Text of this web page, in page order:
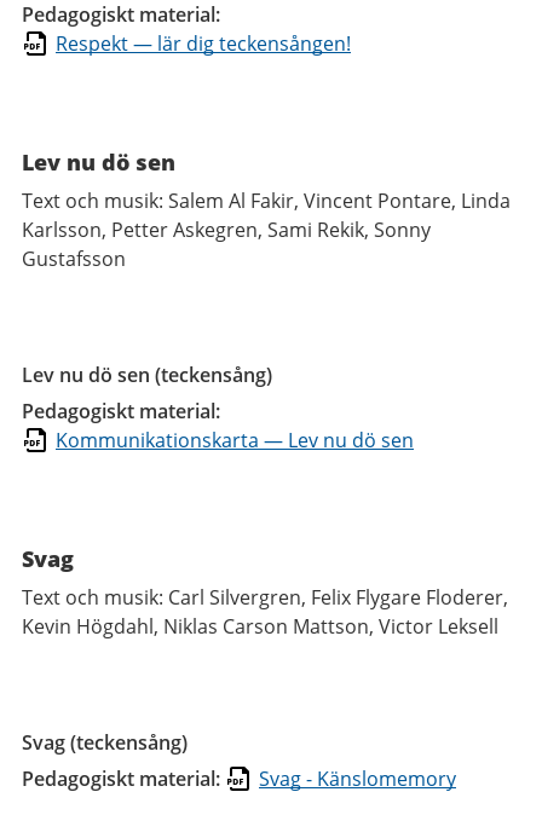
Pedagogiskt material:
Respekt — lär dig teckensången!
Lev nu dö sen
Text och musik: Salem Al Fakir, Vincent Pontare, Linda
Karlsson, Petter Askegren, Sami Rekik, Sonny
Gustafsson
Lev nu dö sen (teckensång)
Pedagogiskt material:
Kommunikationskarta — Lev nu dö sen
Svag
Text och musik: Carl Silvergren, Felix Flygare Floderer,
Kevin Högdahl, Niklas Carson Mattson, Victor Leksell
Svag (teckensång)
Pedagogiskt material:
Svag - Känslomemory